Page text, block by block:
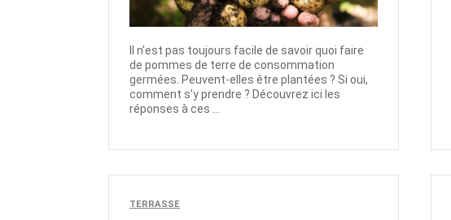
Il n'est pas toujours facile de savoir quoi faire
de pommes de terre de consommation
germées. Peuvent-elles être plantées ? Si oui,
comment s'y prendre ? Découvrez ici les
réponses à ces ...
TERRASSE